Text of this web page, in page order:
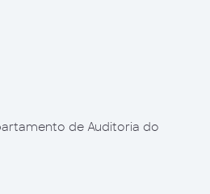
de Auditoria do